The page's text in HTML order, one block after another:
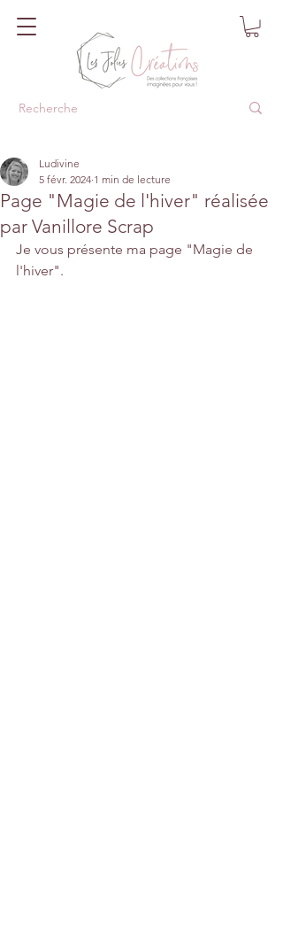
Page "Magie de l'hiver" réalisée
par Vanillore Scrap
Ludivine
5 févr. 2024 1 min de lecture
Je vous présente ma page "Magie de
l'hiver".